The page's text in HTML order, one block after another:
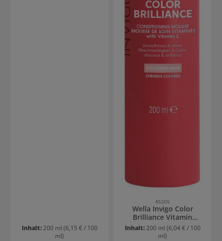
Inhalt:200 ml (6,15 € / 100
ml)
45205
Wella Invigo Color
Brilliance Vitamin
Conditioning Mousse
Inhalt:200 ml (6,04 € / 100
ml)